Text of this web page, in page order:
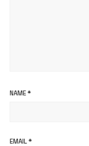
NAME*
EMAIL*